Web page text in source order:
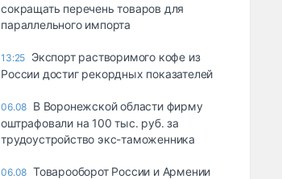
сокращать перечень товаров для
параллельного импорта
13:25 Экспорт растворимого кофе из
России достиг рекордных показателей
06.08 В Воронежской области фирму
оштрафовали на 100 тыс. руб. за
трудоустройство экс-таможенника
06.08 Товарооборот России и Армении